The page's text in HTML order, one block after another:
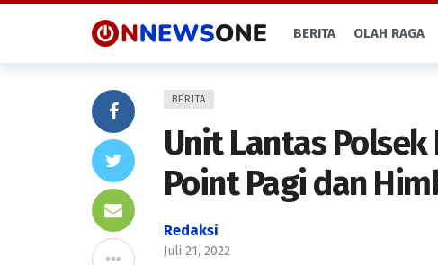
BERITA OLAH RAGA
BERITA
Unit Lantas
Point Pagi dan
Redaksi
Juli 21, 2022